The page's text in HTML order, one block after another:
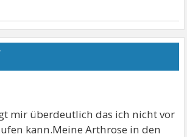
mir überdeutlich das ich nicht vor
kann.Meine Arthrose in den